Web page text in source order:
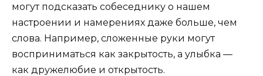
могут подсказать собеседнику о нашем
настроении и намерениях даже больше, чем
слова. Например, сложенные руки могут
восприниматься как закрытость, а улыбка —
как дружелюбие и открытость.